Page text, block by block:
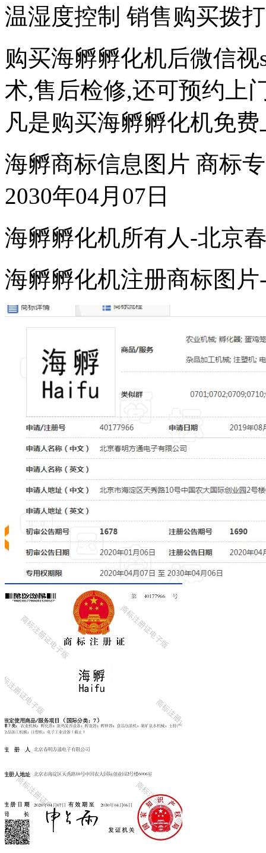
温湿度控制 销售购买拨
购买海孵孵化机后微信
术,售后检修,还可预约上
凡是购买海孵孵化机免
海孵商标信息图片 商标
2030年04月07日
海孵孵化机所有人-北京
海孵孵化机注册商标图片